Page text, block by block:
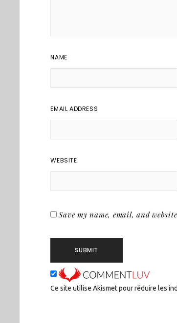
NAME
EMAIL ADDRESS
WEBSITE
Save my name, email, and
Ce site utilise Akismet pour réduire les